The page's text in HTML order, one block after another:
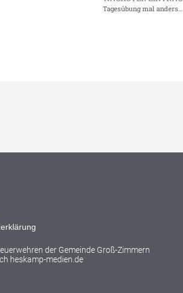
Tagesübung mal anders…
der Gemeinde Groß-Zimmern
heskamp-medien.de